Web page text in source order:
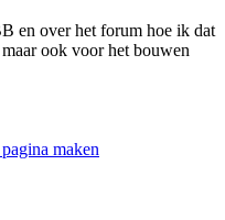
en over het forum hoe ik dat
ook voor het bouwen
maken